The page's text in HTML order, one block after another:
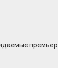
камерные